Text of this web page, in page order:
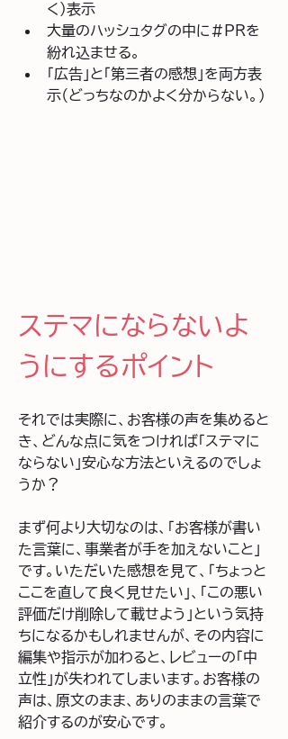
く）表示
大量のハッシュタグの中に#PRを
紛れ込ませる。
「広告」と「第三者の感想」を両方表
示（どっちなのかよく分からない。）
ステマにならないよ
うにするポイント
それでは実際に、お客様の声を集めると
き、どんな点に気をつければ「ステマに
ならない」安心な方法といえるのでしょ
うか？
まず何より大切なのは、「お客様が書い
た言葉に、事業者が手を加えないこと」
です。いただいた感想を見て、「ちょっと
ここを直して良く見せたい」、「この悪い
評価だけ削除して載せよう」という気持
ちになるかもしれませんが、その内容に
編集や指示が加わると、レビューの「中
立性」が失われてしまいます。お客様の
声は、原文のまま、ありのままの言葉で
紹介するのが安心です。